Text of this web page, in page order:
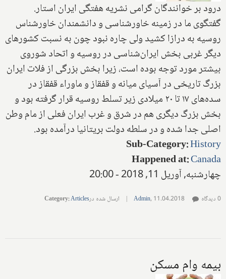
درود بر خوانندگان گرامی نشریه هفتگی ایران استار‌.
گفتگوی ما در زمینه خاورشناسی‌ و دانشمندان خاور‌شناس
روسیه‌ به درازا کشید ولی چاره نبود چون به نسبت کشورهای
دیگر غربی‌ بخش ایران‌شناسی‌ در روسیه و اتحاد شوروی‌
بیشتر مورد توجه بوده است، زیرا بخش بزرگی از فلات ایران
بزرگ تاریخی‌ در آسیای میانه و قفقاز و ماوراء قفقاز‌ در
سده‌های ۱۷ تا ۲۰ میلادی زیر تسلط‌ روسیه قرار گرفته بود و
بخش بزرگ دیگری هم در‌ شرق و غرب ایران فعلی‌ از مام وطن
اصلی جدا شده و در سلطه‌ دولت بریتانیا‌ در‌آمده بود.
Sub-Category:History
Happened at:Canada
چهارشنبه, آوریل 11, 2018 - 20:00
Admin, 11.04.2018
| ارسال شده در Category:Articles 0 دیدگاه
بیمه وام مسکن